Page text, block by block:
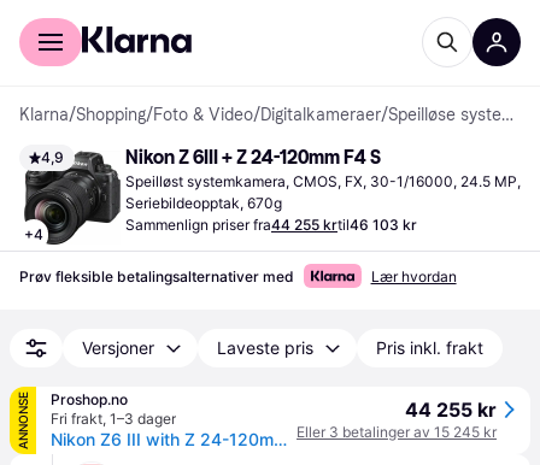
For kunder
Klarna/Shopping/Foto & Video/Digitalkameraer/ Speilløse systemkameraer
4,9
+4
Nikon Z 6III + Z 24-120mm F4 S
Speilløst systemkamera, CMOS, FX, 30-1/16000, 24.5 MP,
Seriebildeopptak, 670g
Sammenlign priser fra44 255 krtil46 103 kr
Prøv fleksible betalingsalternativer med Lær hvordan
Versjoner Laveste pris Pris inkl. frakt
ANNONSE
Proshop.no
Fri frakt, 1–3 dager
Nikon Z6 III with Z 24-120mm f/4 S-Kit
44 255 kr
Eller 3 betalinger av 15 245 kr